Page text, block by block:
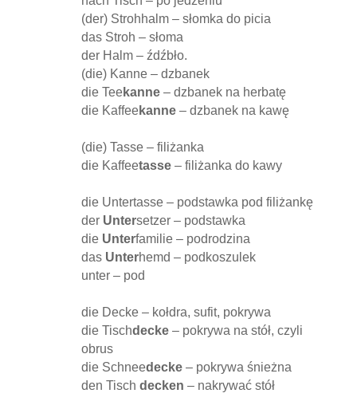
(der) Strohhalm – słomka do picia
das Stroh – słoma
der Halm – źdźbło.
(die) Kanne – dzbanek
die Teekanne – dzbanek na herbatę
die Kaffeekanne– dzbanek na kawę
(die) Tasse – filiżanka
die Kaffeetasse– filiżanka do kawy
die Untertasse – podstawka pod filiżankę
der Untersetzer – podstawka
die Unterfamilie – podrodzina
das Unterhemd – podkoszulek
unter – pod
die Decke – kołdra, sufit, pokrywa
die Tischdecke– pokrywa na stół, czyli
obrus
die Schneedecke– pokrywa śnieżna
den Tisch decken – nakrywać stół